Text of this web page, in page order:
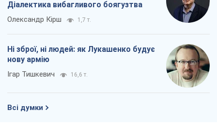
Діалектика вибагливого боягузтва
Олександр Кірш 1,7 т.
Ні зброї, ні людей: як Лукашенко будує
нову армію
Ігар Тишкевич 16,6 т.
Всі думки